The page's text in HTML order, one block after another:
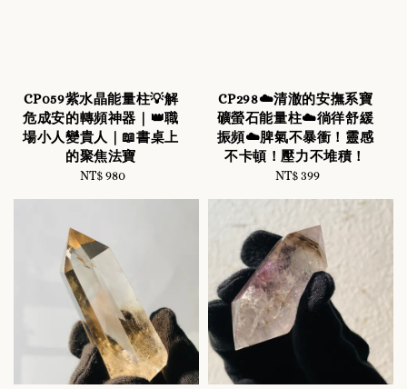
CP059紫水晶能量柱💡解
危成安的轉頻神器｜👑職
場小人變貴人｜📖書桌上
的聚焦法寶
Regular
NT$ 980
CP298☁️清澈的安撫系寶
礦螢石能量柱☁️徜徉舒緩
振頻☁️脾氣不暴衝！靈感
不卡頓！壓力不堆積！
Regular
NT$ 399